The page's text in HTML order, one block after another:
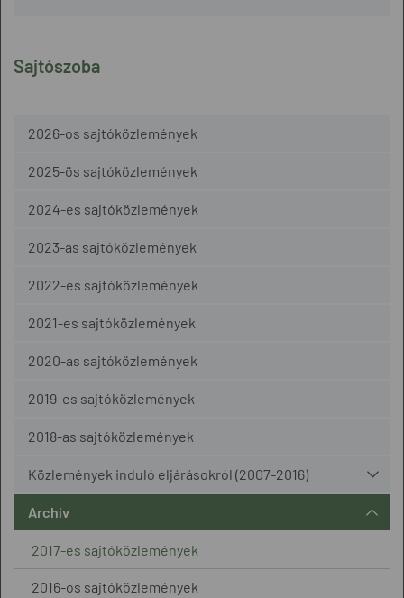
Sajtószoba
2026-os sajtóközlemények
2025-ös sajtóközlemények
2024-es sajtóközlemények
2023-as sajtóközlemények
2022-es sajtóközlemények
2021-es sajtóközlemények
2020-as sajtóközlemények
2019-es sajtóközlemények
2018-as sajtóközlemények
Közlemények induló eljárásokról (2007-2016)
Archív
2017-es sajtóközlemények
2016-os sajtóközlemények